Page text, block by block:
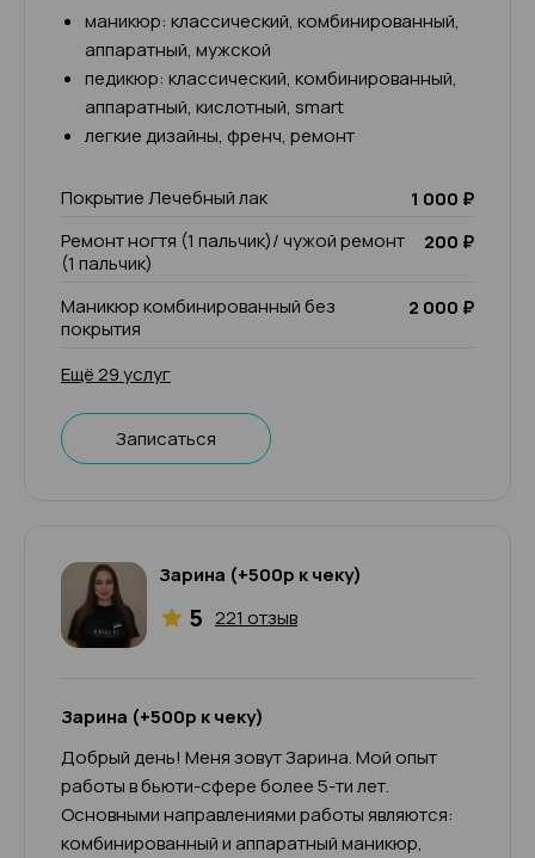
маникюр: классический, комбинированный,
аппаратный, мужской
педикюр: классический, комбинированный,
аппаратный, кислотный, smart
легкие дизайны, френч, ремонт
Покрытие Лечебный лак
1 000 ₽
Ремонт ногтя (1 пальчик)/ чужой ремонт
(1 пальчик)
200 ₽
Маникюр комбинированный без
покрытия
2 000 ₽
Ещё 29 услуг
Записаться
Зарина (+500р к чеку)
5 221 отзыв
Зарина (+500р к чеку)
Добрый день! Меня зовут Зарина. Мой опыт
работы в бьюти-сфере более 5-ти лет.
Основными направлениями работы являются:
комбинированный и аппаратный маникюр,